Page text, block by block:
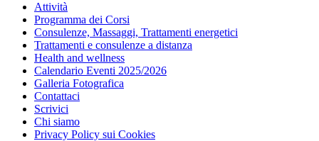
Attività
Programma dei Corsi
Consulenze, Massaggi, Trattamenti energetici
Trattamenti e consulenze a distanza
Health and wellness
Calendario Eventi 2025/2026
Galleria Fotografica
Contattaci
Scrivici
Chi siamo
Privacy Policy sui Cookies